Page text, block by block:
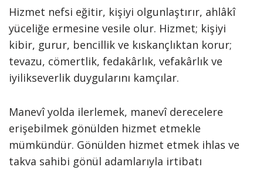
Hizmet nefsi eğitir, kişiyi olgunlaştırır, ahlâkî
yüceliğe ermesine vesile olur. Hizmet; kişiyi
kibir, gurur, bencillik ve kıskançlıktan korur;
tevazu, cömertlik, fedakârlık, vefakârlık ve
iyilikseverlik duygularını kamçılar.
Manevî yolda ilerlemek, manevî derecelere
erişebilmek gönülden hizmet etmekle
mümkündür. Gönülden hizmet etmek ihlas ve
takva sahibi gönül adamlarıyla irtibatı